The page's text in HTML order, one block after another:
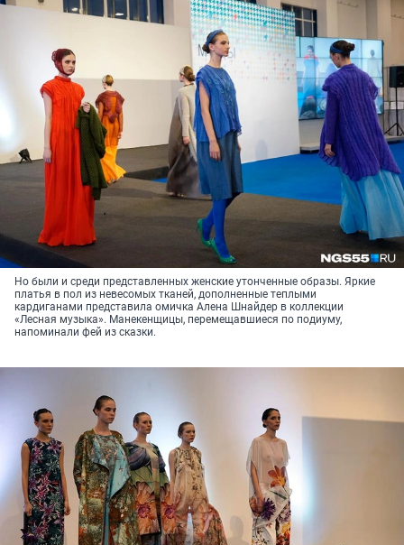
Но были и среди представленных женские утонченные образы. Яркие
платья в пол из невесомых тканей, дополненные теплыми
кардиганами представила омичка Алена Шнайдер в коллекции
«Лесная музыка». Манекенщицы, перемещавшиеся по подиуму,
напоминали фей из сказки.